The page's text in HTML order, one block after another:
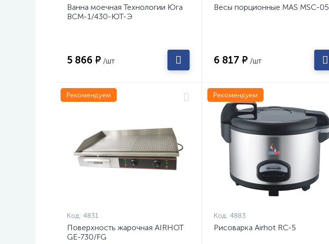
Ванна моечная Технологии Юга
ВСМ-1/430-ЮТ-Э
5 866 ₽ /шт
Весы порционные MAS MSC-05
6 817 ₽ /шт
Рекомендуем
Код: 4831
Поверхность жарочная AIRHOT
GE-730/FG
Рекомендуем
Код: 4883
Рисоварка Airhot RC-5